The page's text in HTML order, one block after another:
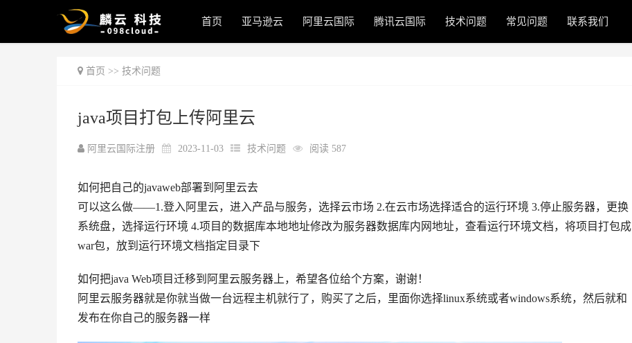
首页 亚马逊云 阿里云国际 腾讯云国际 技术问题 常见问题 联系我们
首页 >> 技术问题
java项目打包上传阿里云
阿里云国际注册 2023-11-03 技术问题 阅读 587
如何把自己的javaweb部署到阿里云去
可以这么做——1.登入阿里云，进入产品与服务，选择云市场 2.在云市场选择适合的运行环境 3.停止服务器，更换
系统盘，选择运行环境 4.项目的数据库本地地址修改为服务器数据库内网地址，查看运行环境文档，将项目打包成
war包，放到运行环境文档指定目录下
如何把java Web项目迁移到阿里云服务器上，希望各位给个方案，谢谢！
阿里云服务器就是你就当做一台远程主机就行了，购买了之后，里面你选择linux系统或者windows系统，然后就和
发布在你自己的服务器一样